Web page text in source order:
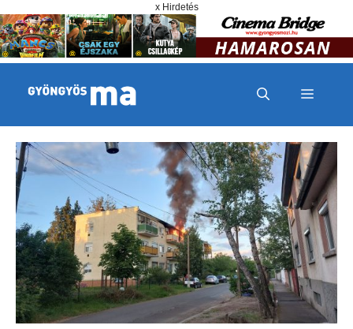
x Hirdetés
MENÜ